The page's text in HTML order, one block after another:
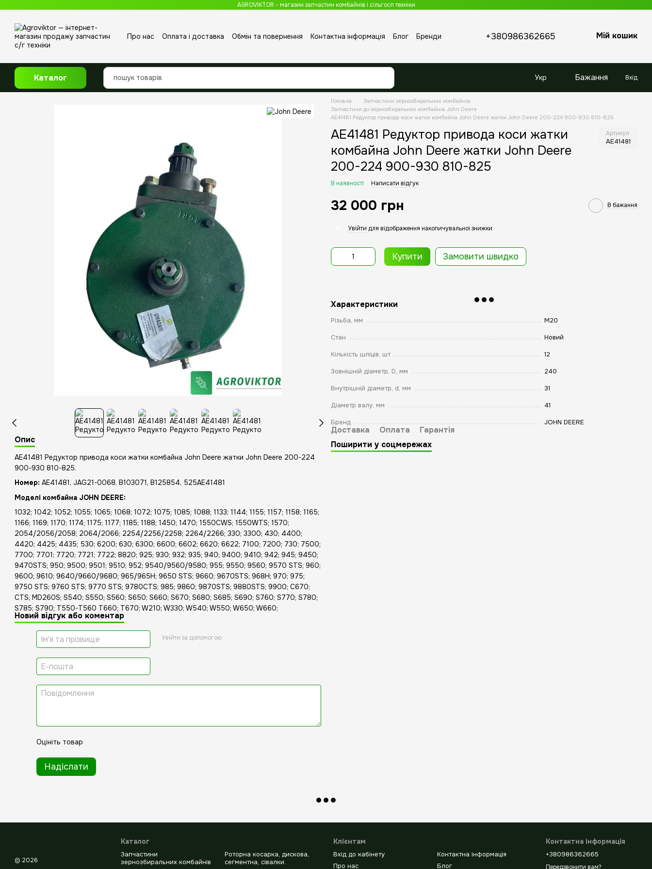
AGROVIKTOR - магазин запчастин комбайнів і сільгосп техніки
Про нас Оплата і доставка Обмін та повернення Контактна інформація Блог
Бренди
+380986362665 Мій кошик
Каталог Укр Бажання Вхід
Опис
AE41481 Редуктор привода коси жатки комбайна John Deere жатки John Deere 200-224
900-930 810-825.
Номер: AE41481, JAG21-0068, B103071, B125854, 525AE41481
Моделі комбайна JOHN DEERE:
1032; 1042; 1052; 1055; 1065; 1068; 1072; 1075; 1085; 1088; 1133; 1144; 1155; 1157; 1158; 1165;
1166; 1169; 1170; 1174; 1175; 1177; 1185; 1188; 1450; 1470; 1550CWS; 1550WTS; 1570;
2054/2056/2058; 2064/2066; 2254/2256/2258; 2264/2266; 330; 3300; 430; 4400;
4420; 4425; 4435; 530; 6200; 630; 6300; 6600; 6602; 6620; 6622; 7100; 7200; 730; 7500;
7700; 7701; 7720; 7721; 7722; 8820; 925; 930; 932; 935; 940; 9400; 9410; 942; 945; 9450;
9470STS; 950; 9500; 9501; 9510; 952; 9540/9560/9580; 955; 9550; 9560; 9570 STS; 960;
9600; 9610; 9640/9660/9680; 965/965H; 9650 STS; 9660; 9670STS; 968H; 970; 975;
9750 STS; 9760 STS; 9770 STS; 9780CTS; 985; 9860; 9870STS; 9880STS; 9900; C670;
CTS; MD260S; S540; S550; S560; S650; S660; S670; S680; S685; S690; S760; S770; S780;
S785; S790; T550-T560 T660; T670; W210; W330; W540; W550; W650; W660;
Новий відгук або коментар
Увійти за допомогою
Оцініть товар
Надіслати
Головна
Запчастини зернозбиральних комбайнів
Запчастини до зернозбиральних комбайнів John Deere
AE41481 Редуктор привода коси жатки комбайна John Deere жатки John Deere 200-224 900-930 810-825
AE41481 Редуктор привода коси жатки
комбайна John Deere жатки John Deere
200-224 900-930 810-825
Артикул
AE41481
В наявності Написати відгук
32 000 грн В бажання
Увійти для відображення накопичувальної знижки
Купити Замовити швидко
Характеристики
Різьба, мм М20
Стан Новий
Кількість шліців, шт 12
Зовнішній діаметр, D, мм 240
Внутрішній діаметр, d, мм 31
Діаметр валу, мм 41
Бренд JOHN DEERE
Доставка Оплата
Гарантія
Поширити у соцмережах
© 2026
Каталог
Запчастини
зернозбиральних комбайнів
Роторна косарка, дискова,
сегментна, сівалки.
Клієнтам
Вхід до кабінету
Про нас
Контактна інформація
Блог
Контактна інформація
+380986362665
Передзвонити вам?